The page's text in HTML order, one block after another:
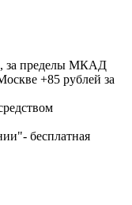
за пределы МКАД
+85 рублей за
бесплатная